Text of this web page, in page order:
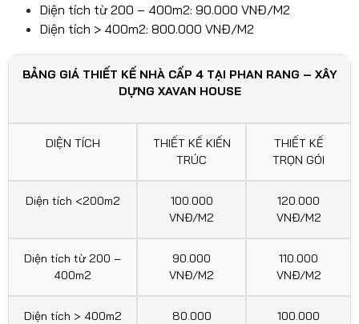
Diện tích từ 200 – 400m2: 90.000 VNĐ/M2
Diện tích > 400m2: 800.000 VNĐ/M2
BẢNG GIÁ THIẾT KẾ NHÀ CẤP 4 TẠI PHAN RANG – XÂY
DỰNG XAVAN HOUSE
DIỆN TÍCH
THIẾT KẾ KIẾN
TRÚC
THIẾT KẾ
TRỌN GÓI
Diện tích <200m2
100.000
VNĐ/M2
120.000
VNĐ/M2
Diện tích từ 200 –
400m2
90.000
VNĐ/M2
110.000
VNĐ/M2
Diện tích > 400m2
80.000
100.000